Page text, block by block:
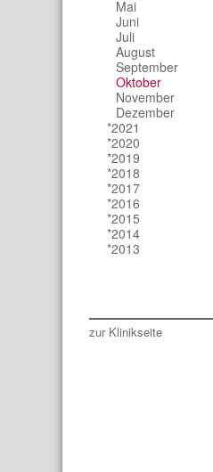
Mai
Juni
Juli
August
September
Oktober
November
Dezember
*2021
*2020
*2019
*2018
*2017
*2016
*2015
*2014
*2013
zur Klinikseite